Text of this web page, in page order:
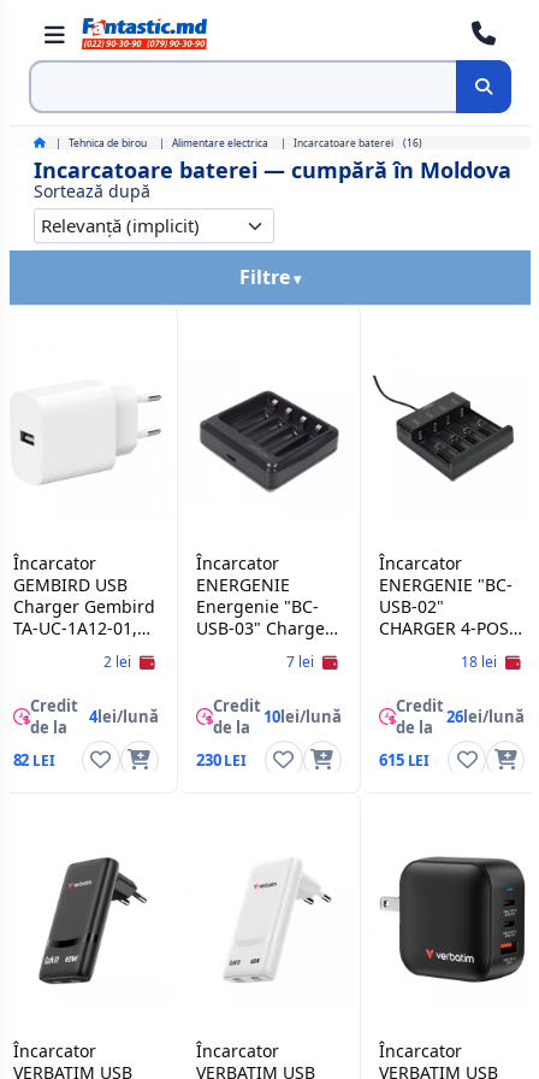
Cauta
Tehnica de birou Alimentare electrica Incarcatoare baterei (16)
Incarcatoare baterei — cumpără în Moldova
Sortează după
Filtre
Încarcator
GEMBIRD USB
Charger Gembird
TA-UC-1A12-01,
charging adapter,
2 lei
Credit
de la
4lei/lună
82
Încarcator
ENERGENIE
Energenie "BC-
USB-03" Charger
7 lei
Credit
de la
10lei/lună
230
Încarcator
ENERGENIE "BC-
USB-02"
CHARGER 4-POS
18 lei
Credit
de la
26lei/lună
615
Încarcator
VERBATIM USB
Încarcator
VERBATIM USB
Încarcator
VERBATIM USB